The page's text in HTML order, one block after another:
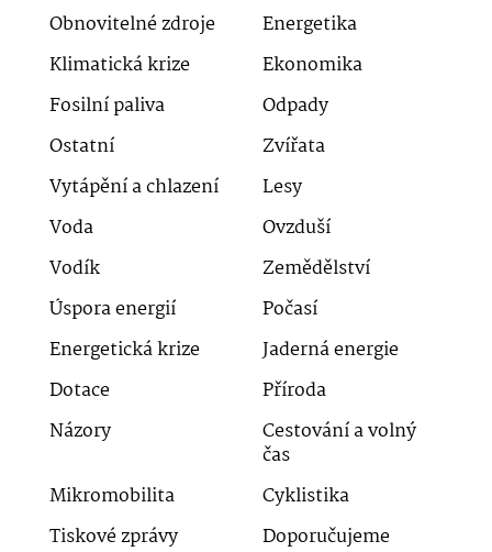
Obnovitelné zdroje
Energetika
Klimatická krize
Ekonomika
Fosilní paliva
Odpady
Ostatní
Zvířata
Vytápění a chlazení
Lesy
Voda
Ovzduší
Vodík
Zemědělství
Úspora energií
Počasí
Energetická krize
Jaderná energie
Dotace
Příroda
Názory
Cestování a volný
čas
Mikromobilita
Cyklistika
Tiskové zprávy
Doporučujeme